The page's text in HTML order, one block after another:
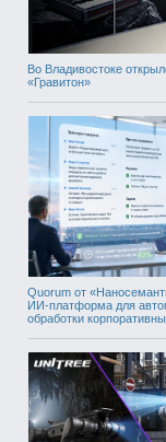
Во Владивостоке
«Гравитон»
Quorum от
ИИ-платформа для
обработки